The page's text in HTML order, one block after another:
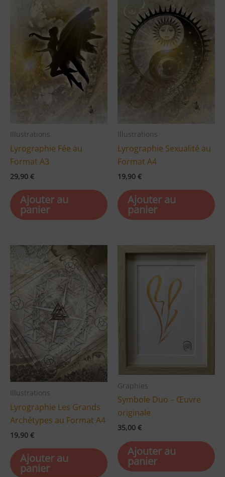
Illustrations
Lyrographie Fée au
Format A3
29,90 €
Ajouter au
panier
Illustrations
Lyrographie Sexualité au
Format A4
19,90 €
Ajouter au
panier
Illustrations
Lyrographie Les Grands
Archétypes au Format A4
19,90 €
Ajouter au
panier
Graphies
Symbole Duo – Œuvre
originale
35,00 €
Ajouter au
panier